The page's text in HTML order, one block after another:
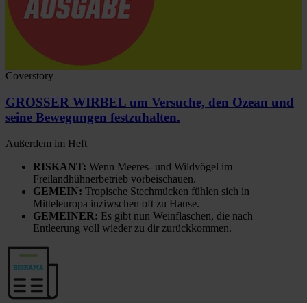
Coverstory
GROSSER WIRBEL um Versuche, den Ozean und
seine Bewegungen festzuhalten.
Außerdem im Heft
RISKANT: Wenn Meeres- und Wildvögel im
Freilandhühnerbetrieb vorbeischauen.
GEMEIN: Tropische Stechmücken fühlen sich in
Mitteleuropa inziwschen oft zu Hause.
GEMEINER: Es gibt nun Weinflaschen, die nach
Entleerung voll wieder zu dir zurückkommen.